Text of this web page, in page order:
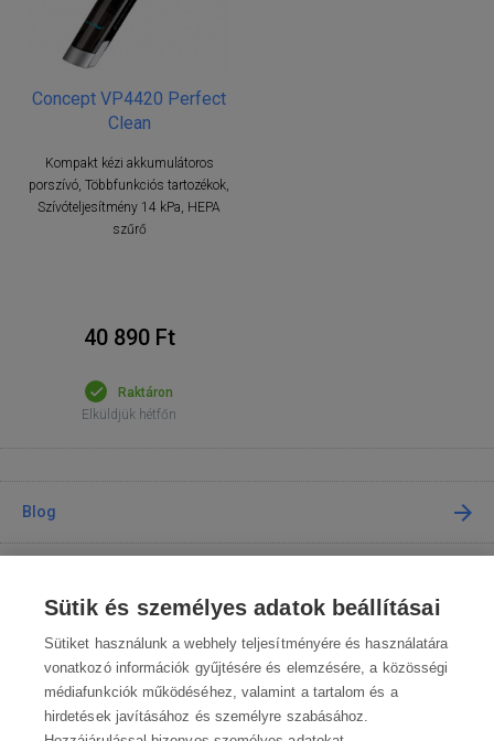
Concept VP4420 Perfect
Clean
Kompakt kézi akkumulátoros
porszívó, Többfunkciós tartozékok,
Szívóteljesítmény 14 kPa, HEPA
szűrő
40 890 Ft
Raktáron
Elküldjük hétfőn
Blog
A vásárlásról
Kapcsolat
Sütik és személyes adatok beállításai
Sütiket használunk a webhely teljesítményére és használatára
vonatkozó információk gyűjtésére és elemzésére, a közösségi
médiafunkciók működéséhez, valamint a tartalom és a
hirdetések javításához és személyre szabásához.